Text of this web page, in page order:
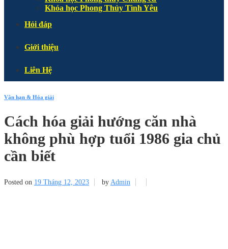
Khóa học Phong Thủy Tình Yêu
Hỏi đáp
Giới thiệu
Liên Hệ
Vận hạn & Hóa giải
Cách hóa giải hướng căn nhà
không phù hợp tuổi 1986 gia chủ
cần biết
Posted on 19 Tháng 12, 2023 by Admin